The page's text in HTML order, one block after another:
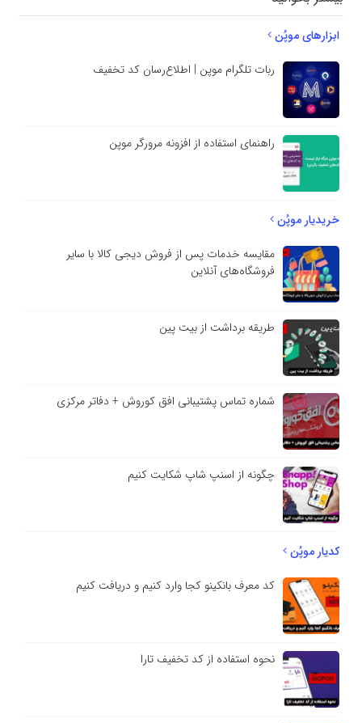
ابزارهای موپُن
ربات تلگرام موپن | اطلاع‌رسان کد تخفیف
راهنمای استفاده از افزونه مرورگر موپن
خریدیار موپُن
مقایسه خدمات پس از فروش دیجی کالا با سایر
فروشگاه‌های آنلاین
طریقه برداشت از بیت پین
شماره تماس پشتیبانی افق کوروش + دفاتر مرکزی
چگونه از اسنپ شاپ شکایت کنیم
کدیار موپُن
کد معرف بانکینو کجا وارد کنیم و دریافت کنیم
نحوه استفاده از کد تخفیف تارا